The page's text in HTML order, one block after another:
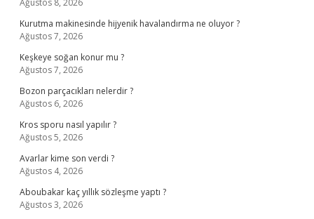
Ağustos 8, 2026
Kurutma makinesinde hijyenik havalandırma ne oluyor ?
Ağustos 7, 2026
Keşkeye soğan konur mu ?
Ağustos 7, 2026
Bozon parçacıkları nelerdir ?
Ağustos 6, 2026
Kros sporu nasıl yapılır ?
Ağustos 5, 2026
Avarlar kime son verdi ?
Ağustos 4, 2026
Aboubakar kaç yıllık sözleşme yaptı ?
Ağustos 3, 2026